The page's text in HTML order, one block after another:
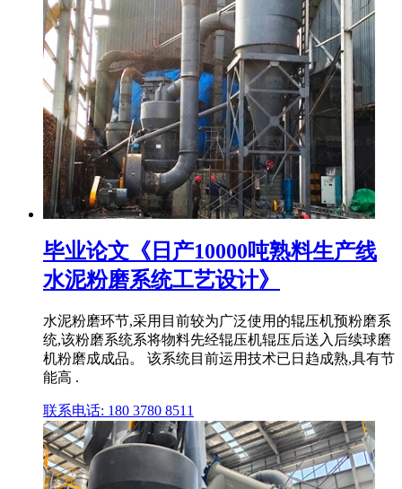
毕业论文《日产10000吨熟料生产线
水泥粉磨系统工艺设计》
水泥粉磨环节,采用目前较为广泛使用的辊压机预粉磨系
统,该粉磨系统系将物料先经辊压机辊压后送入后续球磨
机粉磨成成品。 该系统目前运用技术已日趋成熟,具有节
能高 .
联系电话: 180 3780 8511